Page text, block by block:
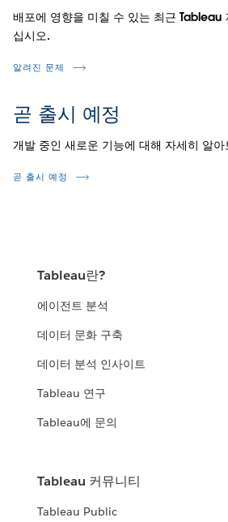
배포에 영향을 미칠 수 있는 최근 Tableau
십시오.
알려진 문제
곧 출시 예정
개발 중인 새로운 기능에 대해 자세히 알
곧 출시 예정
Tableau란?
에이전트 분석
데이터 문화 구축
데이터 분석 인사이트
Tableau 연구
Tableau에 문의
Tableau 커뮤니티
Tableau Public